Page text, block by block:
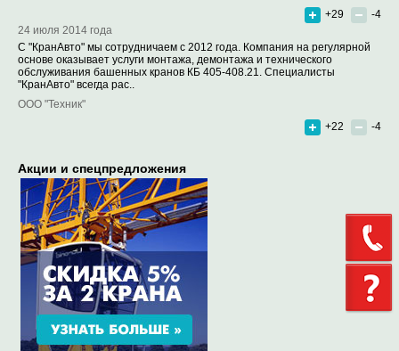
Акции и спецпредложения
+29
-4
24 июля 2014 года
С "КранАвто" мы сотрудничаем с 2012 года. Компания на регулярной
основе оказывает услуги монтажа, демонтажа и технического
обслуживания башенных кранов КБ 405-408.21. Специалисты
"КранАвто" всегда рас..
ООО "Техник"
+22
-4